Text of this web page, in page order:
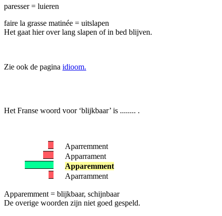
paresser = luieren
faire la grasse matinée = uitslapen
Het gaat hier over lang slapen of in bed blijven.
Zie ook de pagina idioom.
Het Franse woord voor ‘blijkbaar’ is ........ .
Aparremment
Apparrament
Apparemment
Aparramment
Apparemment = blijkbaar, schijnbaar
De overige woorden zijn niet goed gespeld.